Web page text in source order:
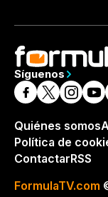
Síguenos
Quiénes somos
Política de
ContactarRSS
FormulaTV.com